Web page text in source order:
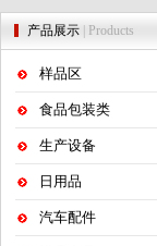
产品展示 | Products
样品区
食品包装类
生产设备
日用品
汽车配件